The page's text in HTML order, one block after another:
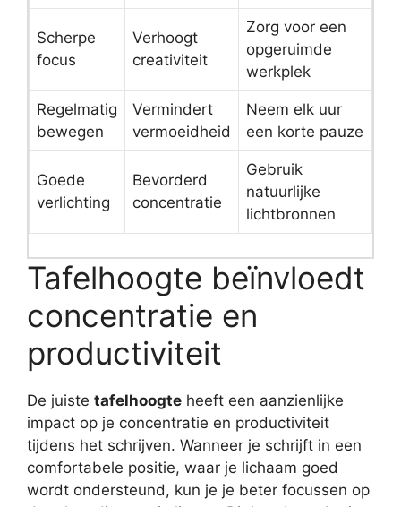
Scherpe
focus
Verhoogt
creativiteit
Zorg voor een
opgeruimde
werkplek
Regelmatig
bewegen
Vermindert
vermoeidheid
Neem elk uur
een korte pauze
Goede
verlichting
Bevorderd
concentratie
Gebruik
natuurlijke
lichtbronnen
Tafelhoogte beïnvloedt
concentratie en
productiviteit
De juiste tafelhoogte heeft een aanzienlijke
impact op je concentratie en productiviteit
tijdens het schrijven. Wanneer je schrijft in een
comfortabele positie, waar je lichaam goed
wordt ondersteund, kun je je beter focussen op